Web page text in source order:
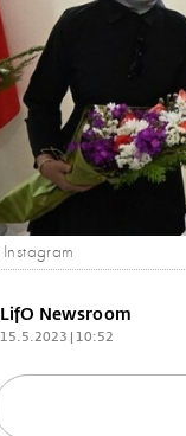
LifO Newsroom
15.5.2023 | 10:52